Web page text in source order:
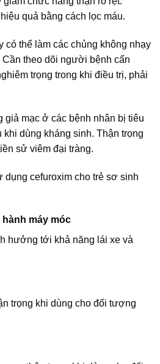
quả bằng cách lọc máu.
có thể làm các chủng không nhạy
theo dõi người bệnh cẩn
trọng trong khi điều trị, phải
giả mạc ở các bệnh nhân bị tiêu
khi dùng kháng sinh. Thận trọng
sử viêm đại tràng.
cefuroxim cho trẻ sơ sinh
hành máy móc
hưởng tới khả năng lái xe và
trọng khi dùng cho đối tượng